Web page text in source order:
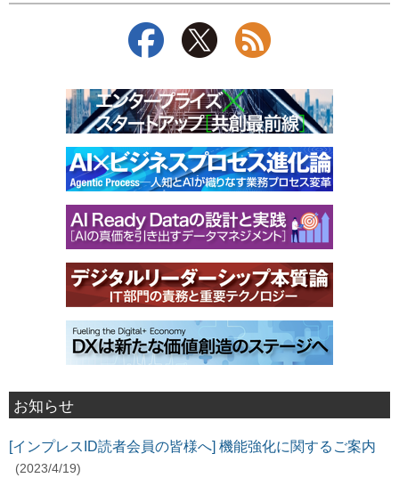
お知らせ
[インプレスID読者会員の皆様へ] 機能強化に関するご案内
(2023/4/19)